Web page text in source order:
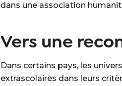
dans une association
Vers une
Dans certains pays, les
extrascolaires dans leurs